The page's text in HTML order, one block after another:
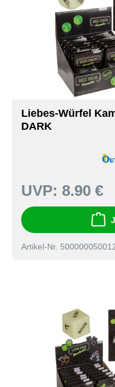
Liebes-Würfel
DARK
UVP: 8.90 €
Artikel-Nr.